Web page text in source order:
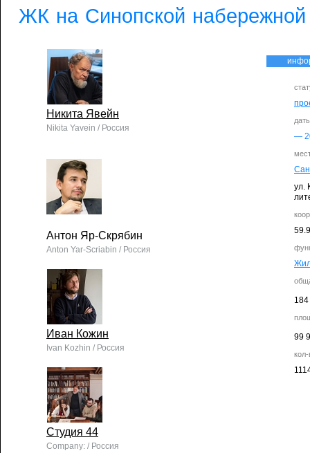
ЖК на Синопской набережной
—
ул.
99
Никита Явейн
Nikita Yavein / Россия
Антон Яр-Скрябин
Anton Yar-Scriabin / Россия
Иван Кожин
Ivan Kozhin / Россия
Студия 44
Company: / Россия